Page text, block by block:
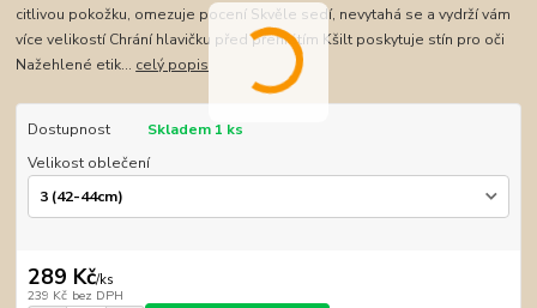
citlivou pokožku, omezuje pocení Skvěle sedí, nevytahá se a vydrží vám
více velikostí Chrání hlavičku před přehřátím Kšilt poskytuje stín pro oči
Nažehlené etik... celý popis
Dostupnost
Skladem 1 ks
Velikost oblečení
289 Kč/ks
239 Kč bez DPH